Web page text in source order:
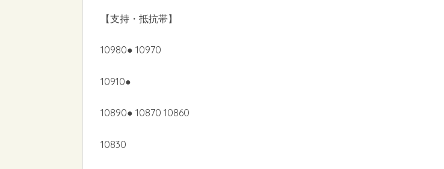
【支持・抵抗帯】
10980● 10970
10910●
10890● 10870 10860
10830